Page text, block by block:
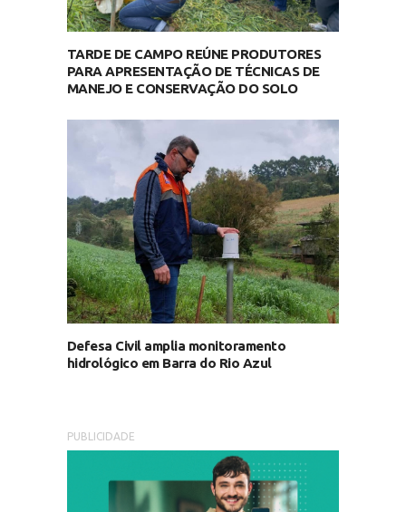
TARDE DE CAMPO REÚNE PRODUTORES
PARA APRESENTAÇÃO DE TÉCNICAS DE
MANEJO E CONSERVAÇÃO DO SOLO
Defesa Civil amplia monitoramento
hidrológico em Barra do Rio Azul
PUBLICIDADE